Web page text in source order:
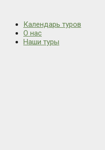
Календарь туров
О нас
Наши туры